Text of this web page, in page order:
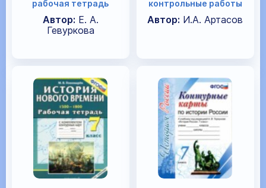
рабочая тетрадь
Автор: Е. А.
Гевуркова
контрольные работы
Автор: И.А. Артасов